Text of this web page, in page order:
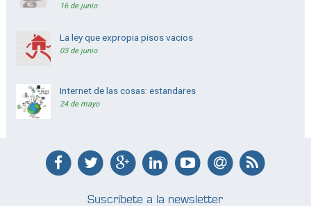
16 de junio
La ley que expropia pisos vacios
03 de junio
Internet de las cosas: estandares
24 de mayo
Suscríbete a la newsletter